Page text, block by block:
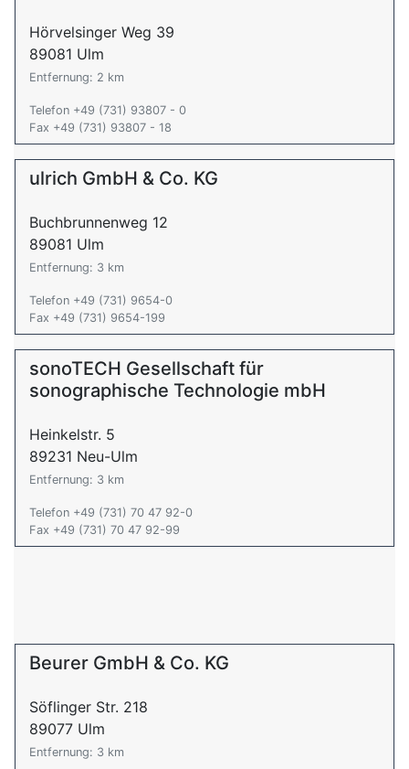
Hörvelsinger Weg 39
89081 Ulm
Entfernung: 2 km
Telefon +49 (731) 93807 - 0
Fax +49 (731) 93807 - 18
ulrich GmbH & Co. KG
Buchbrunnenweg 12
89081 Ulm
Entfernung: 3 km
Telefon +49 (731) 9654-0
Fax +49 (731) 9654-199
sonoTECH Gesellschaft für
sonographische Technologie mbH
Heinkelstr. 5
89231 Neu-Ulm
Entfernung: 3 km
Telefon +49 (731) 70 47 92-0
Fax +49 (731) 70 47 92-99
Beurer GmbH & Co. KG
Söflinger Str. 218
89077 Ulm
Entfernung: 3 km